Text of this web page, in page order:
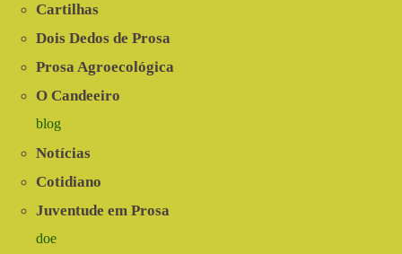
Cartilhas
Dois Dedos de Prosa
Prosa Agroecológica
O Candeeiro
blog
Notícias
Cotidiano
Juventude em Prosa
doe